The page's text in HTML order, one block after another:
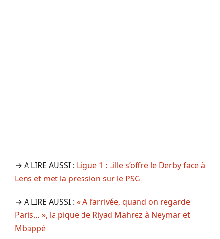
→ A LIRE AUSSI : Ligue 1 : Lille s’offre le Derby face à
Lens et met la pression sur le PSG
→ A LIRE AUSSI : « A l’arrivée, quand on regarde
Paris… », la pique de Riyad Mahrez à Neymar et
Mbappé